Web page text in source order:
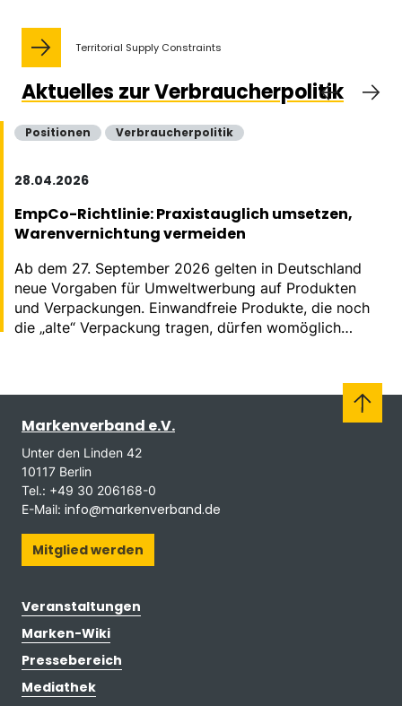
Territorial Supply Constraints
Aktuelles zur Verbraucherpolitik
Positionen Verbraucherpolitik
28.04.2026
EmpCo-Richtlinie: Praxistauglich umsetzen,
Warenvernichtung vermeiden
Ab dem 27. September 2026 gelten in Deutschland
neue Vorgaben für Umweltwerbung auf Produkten
und Verpackungen. Einwandfreie Produkte, die noch
die „alte“ Verpackung tragen, dürfen womöglich
Markenverband e.V.
Unter den Linden 42
10117 Berlin
Tel.: +49 30 206168-0
E-Mail: info@markenverband.de
Mitglied werden
Veranstaltungen
Marken-Wiki
Pressebereich
Mediathek